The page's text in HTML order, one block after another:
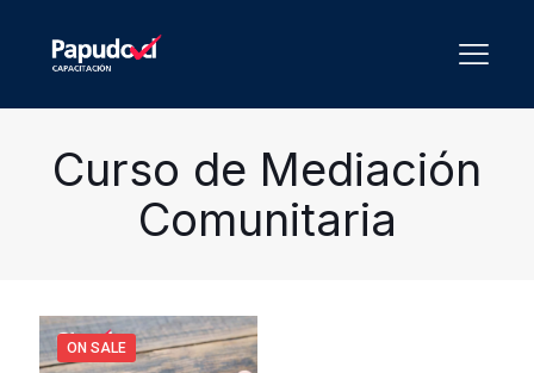
Curso de Mediación
Comunitaria
ON SALE